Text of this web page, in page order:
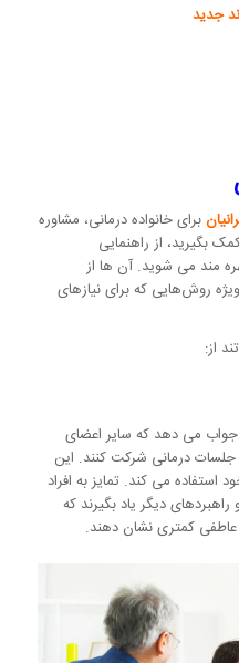
جدید
برای خانواده درمانی، مشاوره
بگیرید، از راهنمایی
مند می شوید. آن ها از
روش‌هایی که برای نیازهای
از:
جواب می دهد که سایر اعضای
جلسات درمانی شرکت کنند. این
استفاده می کند. تمایز به افراد
دیگر یاد بگیرند که
کمتری نشان دهند.